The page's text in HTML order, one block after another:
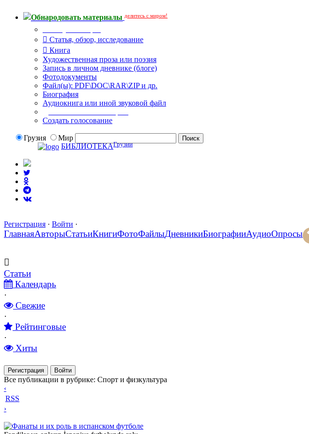
Обнародовать материалы делитесь с миром!
Статья, обзор, исследование
Книга
Художественная проза или поэзия
Запись в личном дневнике (блоге)
Фотодокументы
Файл(ы): PDF\DOC\RAR\ZIP и др.
Биография
Аудиокнига или иной звуковой файл
Создать голосование
Грузия
Мир
БИБЛИОТЕКАГрузии
Регистрация · Войти ·
ГлавнаяАвторыСтатьиКнигиФотоФайлыДневникиБиографииАудиоОпросы
Статьи
Календарь
·
Свежие
·
Рейтинговые
·
Хиты
Регистрация Войти
Все публикации в рубрике: Спорт и физкультура
‹
RSS
›
Фанаты и их роль в испанском футболе